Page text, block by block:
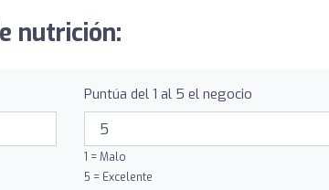
nutrición:
Puntúa del 1 al 5 el negocio
1 = Malo
5 = Excelente